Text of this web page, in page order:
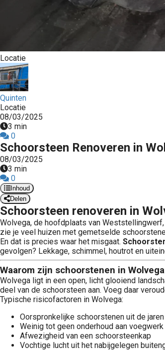
Locatie
Quinten
Locatie
08/03/2025
3 min
0
Schoorsteen Renoveren in
08/03/2025
3 min
0
Inhoud
Delen
Schoorsteen renoveren in
Wolvega, de hoofdplaats van
zie je veel huizen met gemetselde
En dat is precies waar het misgaat.
gevolgen? Lekkage, schimmel, houtrot en
Waarom zijn schoorstenen in
Wolvega ligt in een open, licht glooiend
deel van de schoorsteen aan. Voeg daar
Typische risicofactoren in Wolvega:
Oorspronkelijke schoorstenen uit de jaren
Weinig tot geen onderhoud aan
Afwezigheid van een schoorsteenkap
Vochtige lucht uit het nabijgelegen